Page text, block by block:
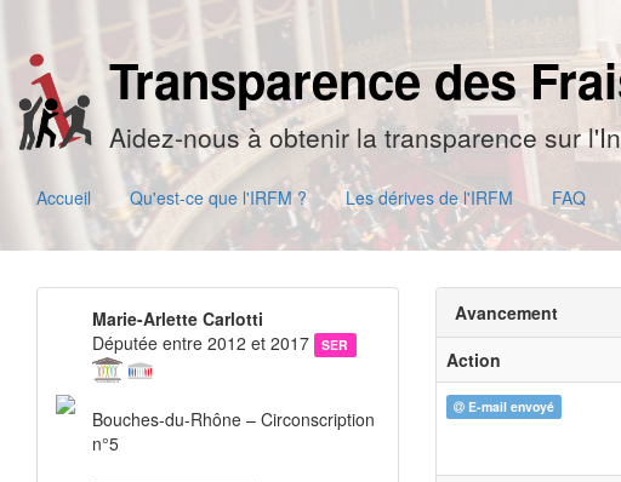
Transparence des
Aidez-nous à obtenir la transparence sur
Accueil Qu'est-ce que l'IRFM ? Les dérives de l'IRFM FAQ
Marie-Arlette Carlotti
Députée entre 2012 et 2017
SER
Bouches-du-Rhône – Circonscription
n°5
Avancement
Action
E-mail envoyé